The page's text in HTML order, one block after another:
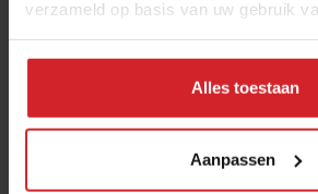
verzameld op basis van uw gebruik
Alles toestaan
Aanpassen